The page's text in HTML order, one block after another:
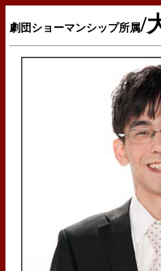
劇団ショーマンシップ所属/